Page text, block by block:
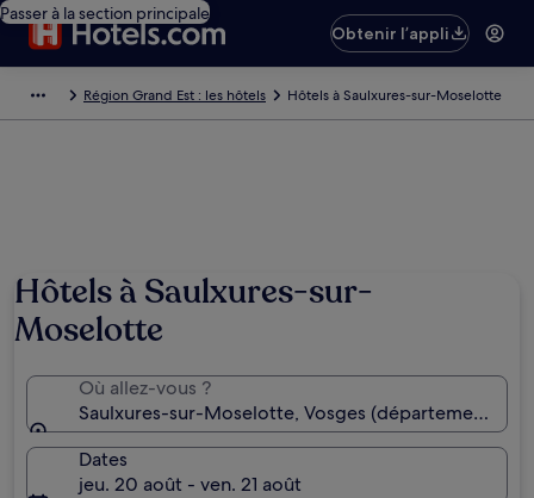
Passer à la section principale
Obtenir l’appli
Région Grand Est : les hôtels Hôtels à Saulxures-sur-Moselotte
Hôtels à Saulxures-sur-
Moselotte
Où allez-vous ?
Saulxures-sur-Moselotte, Vosges (département),
Dates
jeu. 20 août - ven. 21 août